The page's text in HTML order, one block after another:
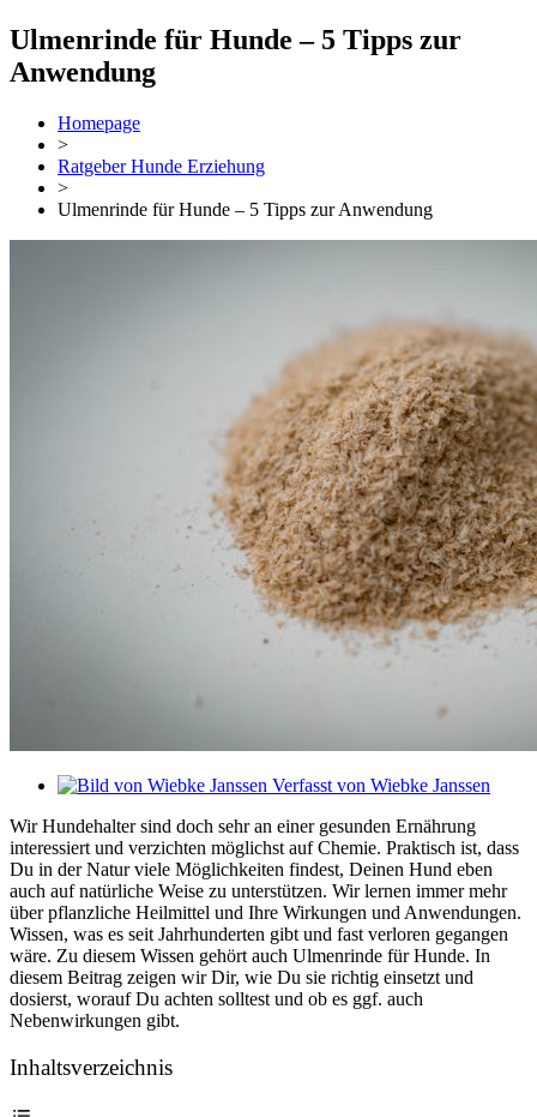
Ulmenrinde für Hunde – 5 Tipps zur
Anwendung
Homepage
>
Ratgeber Hunde Erziehung
>
Ulmenrinde für Hunde – 5 Tipps zur Anwendung
Verfasst von Wiebke Janssen
Wir Hundehalter sind doch sehr an einer gesunden Ernährung
interessiert und verzichten möglichst auf Chemie. Praktisch ist, dass
Du in der Natur viele Möglichkeiten findest, Deinen Hund eben
auch auf natürliche Weise zu unterstützen. Wir lernen immer mehr
über pflanzliche Heilmittel und Ihre Wirkungen und Anwendungen.
Wissen, was es seit Jahrhunderten gibt und fast verloren gegangen
wäre. Zu diesem Wissen gehört auch Ulmenrinde für Hunde. In
diesem Beitrag zeigen wir Dir, wie Du sie richtig einsetzt und
dosierst, worauf Du achten solltest und ob es ggf. auch
Nebenwirkungen gibt.
Inhaltsverzeichnis